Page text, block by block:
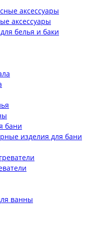
аксессуары
белья и баки
бани
изделия для бани
ванны